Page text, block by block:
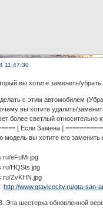
11:47:30
вы хотите заменить/
с этим автомобилем
вы хотите удалить/
более светлый относительно
[ Если Замена ]
модель вы хотите его
http://www.gtavicecity.ru/gta-san-
Эта шестерка обновленной